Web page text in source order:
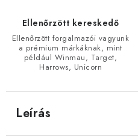
Ellenőrzött kereskedő
Ellenőrzött forgalmazói vagyunk
a prémium márkáknak, mint
például Winmau, Target,
Harrows, Unicorn
Leírás